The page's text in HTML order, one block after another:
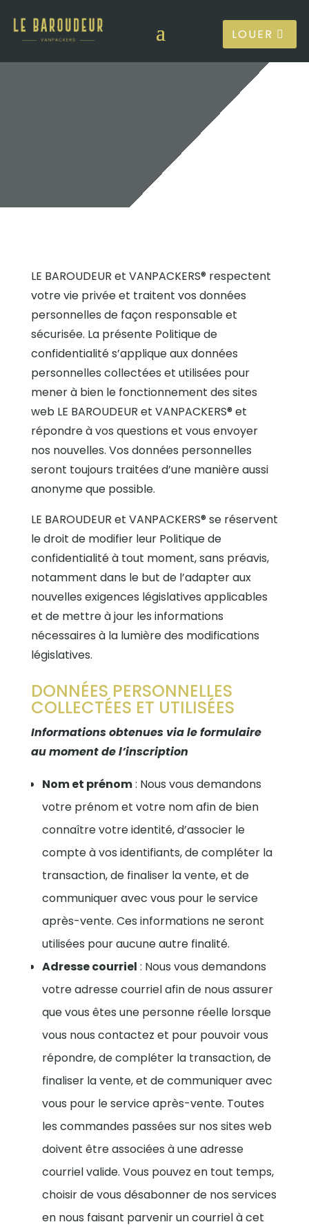
LOUER
confidentialité
LE BAROUDEUR et VANPACKERS® respectent
votre vie privée et traitent vos données
personnelles de façon responsable et
sécurisée. La présente Politique de
confidentialité s’applique aux données
personnelles collectées et utilisées pour
mener à bien le fonctionnement des sites
web LE BAROUDEUR et VANPACKERS® et
répondre à vos questions et vous envoyer
nos nouvelles. Vos données personnelles
seront toujours traitées d’une manière aussi
anonyme que possible.
LE BAROUDEUR et VANPACKERS® se réservent
le droit de modifier leur Politique de
confidentialité à tout moment, sans préavis,
notamment dans le but de l’adapter aux
nouvelles exigences législatives applicables
et de mettre à jour les informations
nécessaires à la lumière des modifications
législatives.
DONNÉES PERSONNELLES
COLLECTÉES ET UTILISÉES
Informations obtenues via le formulaire
au moment de l’inscription
Nom et prénom: Nous vous demandons
votre prénom et votre nom afin de bien
connaître votre identité, d’associer le
compte à vos identifiants, de compléter la
transaction, de finaliser la vente, et de
communiquer avec vous pour le service
après-vente. Ces informations ne seront
utilisées pour aucune autre finalité.
Adresse courriel : Nous vous demandons
votre adresse courriel afin de nous assurer
que vous êtes une personne réelle lorsque
vous nous contactez et pour pouvoir vous
répondre, de compléter la transaction, de
finaliser la vente, et de communiquer avec
vous pour le service après-vente. Toutes
les commandes passées sur nos sites web
doivent être associées à une adresse
courriel valide. Vous pouvez en tout temps,
choisir de vous désabonner de nos services
en nous faisant parvenir un courriel à cet